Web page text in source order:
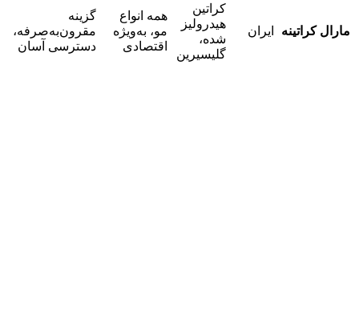
مارال کراتینه ایران
کراتین
هیدرولیز
شده،
گلیسیرین
همه انواع
مو، به‌ویژه
اقتصادی
گزینه
مقرون‌به‌صرفه،
دسترسی آسان